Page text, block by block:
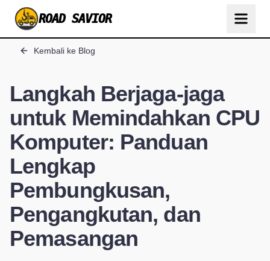
ROAD SAVIOR
Kembali ke Blog
Langkah Berjaga-jaga
untuk Memindahkan CPU
Komputer: Panduan
Lengkap
Pembungkusan,
Pengangkutan, dan
Pemasangan